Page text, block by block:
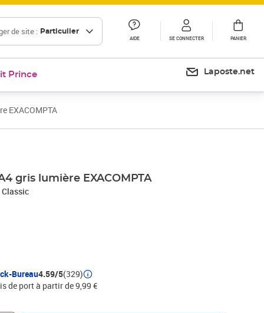
de site : Particulier
AIDE SE CONNECTER PANIER
Prince Laposte.net
EXACOMPTA
gris lumière EXACOMPTA
Classic
Bureau4.59/5(329)
de port à partir de 9,99 €